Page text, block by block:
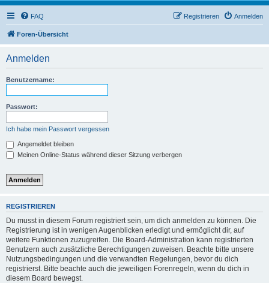
FAQ Anmelden
Registrieren
Foren-Übersicht
Anmelden
Benutzername:
Passwort:
Ich habe mein Passwort vergessen
Angemeldet bleiben
Meinen Online-Status während dieser Sitzung verbergen
REGISTRIEREN
Du musst in diesem Forum registriert sein, um dich anmelden zu können. Die
Registrierung ist in wenigen Augenblicken erledigt und ermöglicht dir, auf
weitere Funktionen zuzugreifen. Die Board-Administration kann registrierten
Benutzern auch zusätzliche Berechtigungen zuweisen. Beachte bitte unsere
Nutzungsbedingungen und die verwandten Regelungen, bevor du dich
registrierst. Bitte beachte auch die jeweiligen Forenregeln, wenn du dich in
diesem Board bewegst.